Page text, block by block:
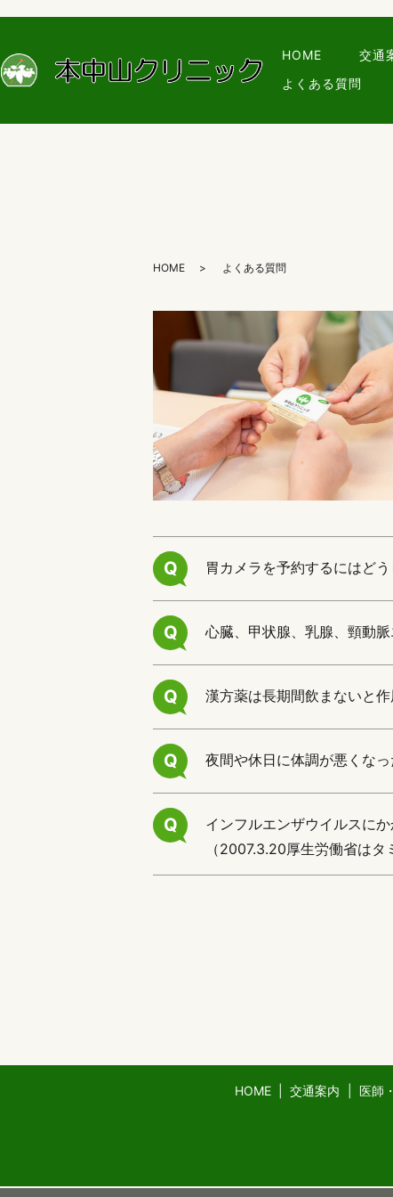
HOME 交通
よくある質問
HOME よくある質問
Q 胃カメラを予約するにはど
Q 心臓、甲状腺、乳腺、頸動
Q 漢方薬は長期間飲まないと
Q 夜間や休日に体調が悪くな
Q
インフルエンザウイルスに
（2007.3.20厚生労働省は
HOME 交通案内 医師